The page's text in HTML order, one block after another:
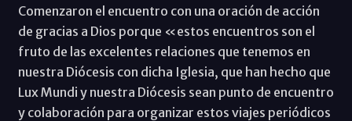
Comenzaron el encuentro con una oración de acción
de gracias a Dios porque «estos encuentros son el
fruto de las excelentes relaciones que tenemos en
nuestra Diócesis con dicha Iglesia, que han hecho que
Lux Mundi y nuestra Diócesis sean punto de encuentro
y colaboración para organizar estos viajes periódicos